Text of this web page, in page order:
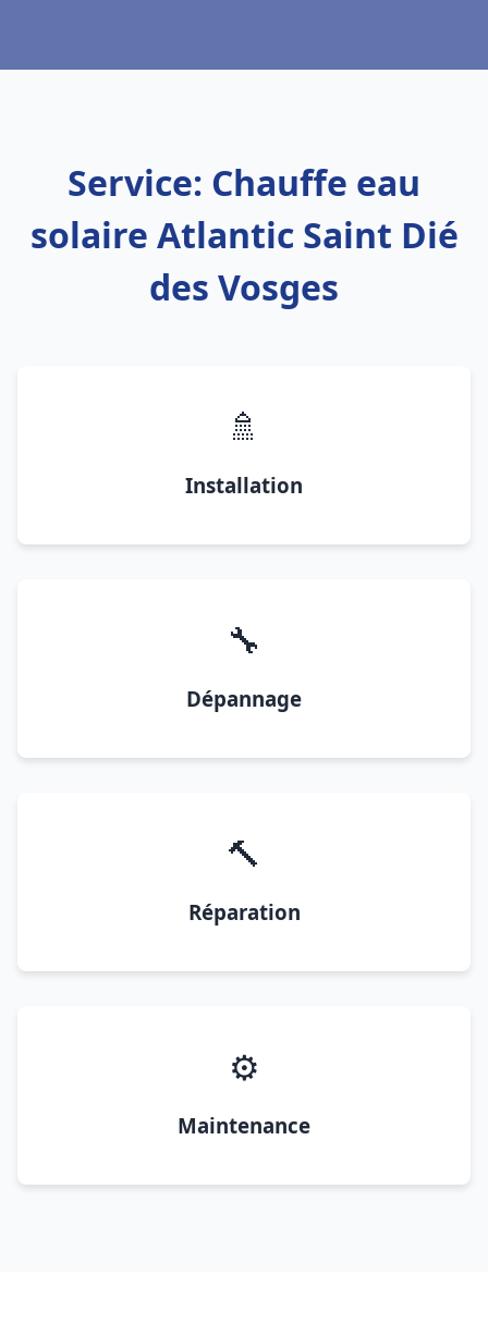
Service: Chauffe eau
solaire Atlantic Saint Dié
des Vosges
🚿
Installation
🔧
Dépannage
🔨
Réparation
⚙️
Maintenance